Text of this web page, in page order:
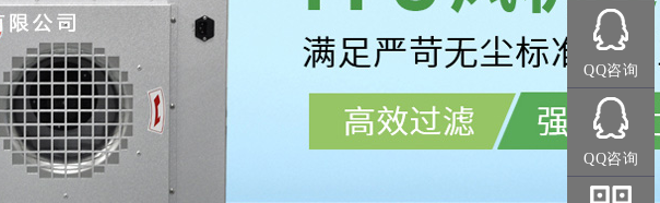
QQ咨询
QQ咨询